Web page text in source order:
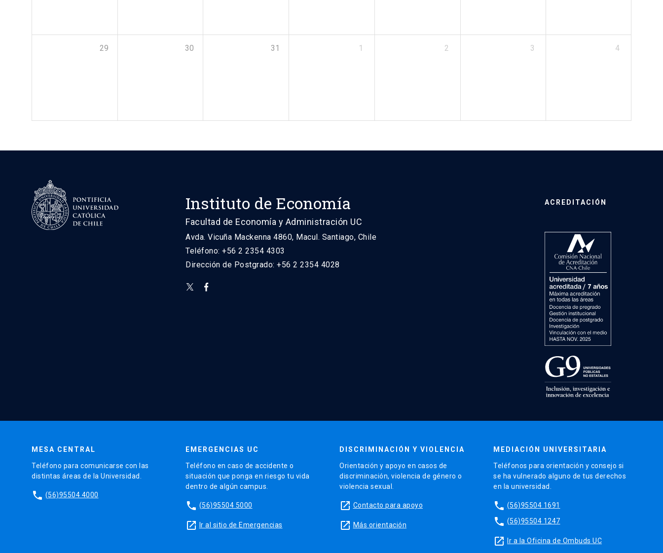
29 30 31 1 2 3 4
Instituto de Economía
Facultad de Economía y Administración UC
Avda. Vicuña Mackenna 4860, Macul. Santiago, Chile
Teléfono: +56 2 2354 4303
Dirección de Postgrado: +56 2 2354 4028
ACREDITACIÓN
MESA CENTRAL
Teléfono para comunicarse con las
distintas áreas de la Universidad.
phone (56)95504 4000
EMERGENCIAS UC
Teléfono en caso de accidente o
situación que ponga en riesgo tu vida
dentro de algún campus.
phone (56)95504 5000
launch Ir al sitio de Emergencias
DISCRIMINACIÓN Y VIOLENCIA
Orientación y apoyo en casos de
discriminación, violencia de género o
violencia sexual.
launch Contacto para apoyo
launch Más orientación
MEDIACIÓN UNIVERSITARIA
Teléfonos para orientación y consejo si
se ha vulnerado alguno de tus derechos
en la universidad.
phone (56)95504 1691
phone (56)95504 1247
launch Ir a la Oficina de Ombuds UC